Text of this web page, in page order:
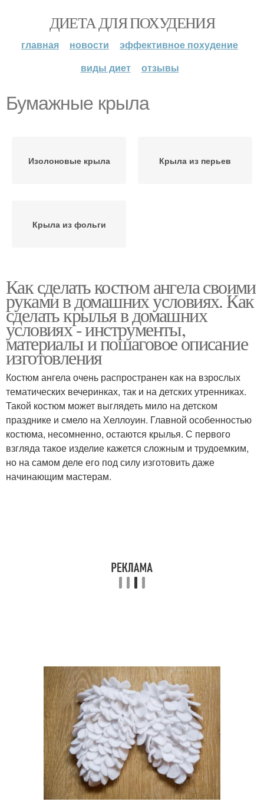
ДИЕТА ДЛЯ ПОХУДЕНИЯ
главная новости
эффективное похудение
виды диет
отзывы
Бумажные крыла
Изолоновые крыла Крыла из перьев
Крыла из фольги
Как сделать костюм ангела своими
руками в домашних условиях. Как
сделать крылья в домашних
условиях - инструменты,
материалы и пошаговое описание
изготовления
Костюм ангела очень распространен как на взрослых
тематических вечеринках, так и на детских утренниках.
Такой костюм может выглядеть мило на детском
празднике и смело на Хеллоуин. Главной особенностью
костюма, несомненно, остаются крылья. С первого
взгляда такое изделие кажется сложным и трудоемким,
но на самом деле его под силу изготовить даже
начинающим мастерам.